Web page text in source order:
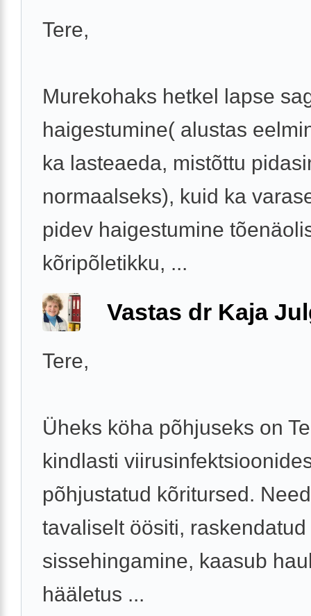
Tere,
Murekohaks hetkel lapse
haigestumine( alustas
ka lasteaeda, mistõttu
normaalseks), kuid ka
pidev haigestumine
kõripõletikku, ...
Vastas dr Kaja
Tere,
Üheks köha põhjuseks on
kindlasti
põhjustatud kõritursed.
tavaliselt öösiti, raskendatud
sissehingamine, kaasub
hääletus ...